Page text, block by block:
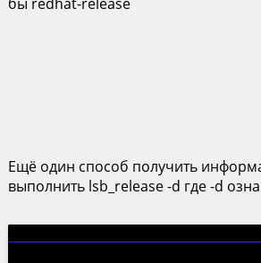
Ещё один способ получить
выполнить lsb_release -d где -d